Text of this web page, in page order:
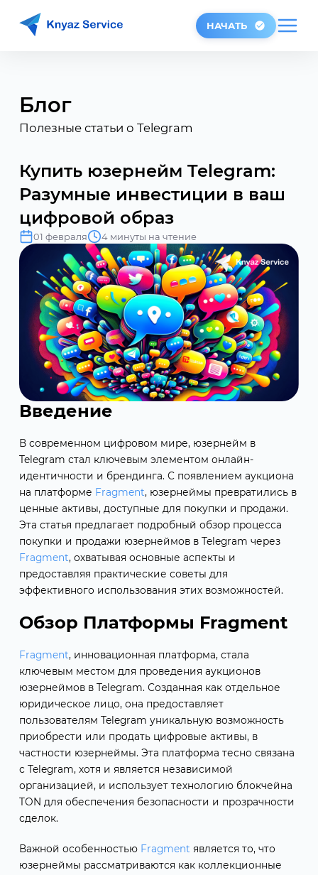
НАЧАТЬ
Блог
Полезные статьи о Telegram
Купить юзернейм Telegram:
Разумные инвестиции в ваш
цифровой образ
01 февраля 4 минуты на чтение
Введение
В современном цифровом мире, юзернейм в
Telegram стал ключевым элементом онлайн-
идентичности и брендинга. С появлением аукциона
на платформе Fragment, юзернеймы превратились в
ценные активы, доступные для покупки и продажи.
Эта статья предлагает подробный обзор процесса
покупки и продажи юзернеймов в Telegram через
Fragment, охватывая основные аспекты и
предоставляя практические советы для
эффективного использования этих возможностей.
Обзор Платформы Fragment
Fragment, инновационная платформа, стала
ключевым местом для проведения аукционов
юзернеймов в Telegram. Созданная как отдельное
юридическое лицо, она предоставляет
пользователям Telegram уникальную возможность
приобрести или продать цифровые активы, в
частности юзернеймы. Эта платформа тесно связана
с Telegram, хотя и является независимой
организацией, и использует технологию блокчейна
TON для обеспечения безопасности и прозрачности
сделок.
Важной особенностью Fragment является то, что
юзернеймы рассматриваются как коллекционные